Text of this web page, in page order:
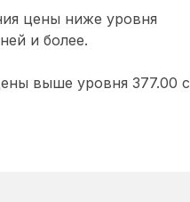
цены ниже уровня
и более.
выше уровня 377.00 с